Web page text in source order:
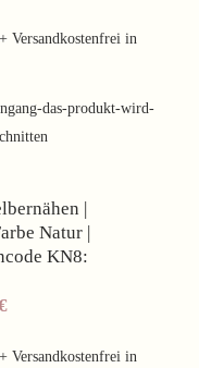
ist:
Versandkostenfrei in
das-produkt-wird-
|
Natur |
KN8:
Aktueller
ist:
Versandkostenfrei in